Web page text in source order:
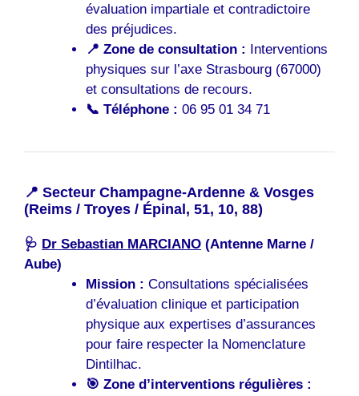
évaluation impartiale et contradictoire
des préjudices.
📍 Zone de consultation : Interventions
physiques sur l’axe Strasbourg (67000)
et consultations de recours.
📞 Téléphone : 06 95 01 34 71
📍 Secteur Champagne-Ardenne & Vosges
(Reims / Troyes / Épinal, 51, 10, 88)
🩺 Dr Sebastian MARCIANO (Antenne Marne /
Aube)
Mission : Consultations spécialisées
d’évaluation clinique et participation
physique aux expertises d’assurances
pour faire respecter la Nomenclature
Dintilhac.
🎯 Zone d’interventions régulières :